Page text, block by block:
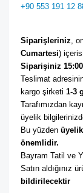
+90 553 191 12
Siparişleriniz,
Cumartesi)
Siparişiniz
Teslimat
kargo şirketi 1-3
Tarafımızdan
üyelik
Bu yüzden üyelik
önemlidir.
Bayram Tatil ve
bildirilecektir